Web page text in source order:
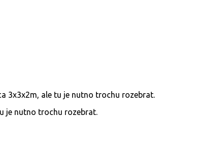
je nutno trochu rozebrat.